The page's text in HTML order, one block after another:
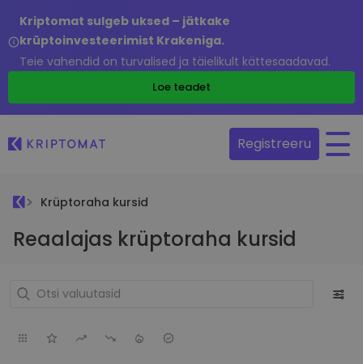
Kriptomat sulgeb uksed – jätkake
krüptoinvesteerimist Krakeniga.
Teie vahendid on turvalised ja täielikult kättesaadavad.
Loe teadet
Registreeru
Krüptoraha kursid
Reaalajas krüptoraha kursid